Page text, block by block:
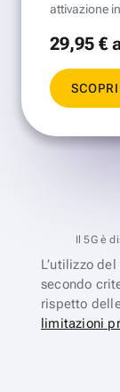
attivazione
29,95 €
SCOPRI
Il 5G è
L’utilizzo
secondo
rispetto
limitazioni